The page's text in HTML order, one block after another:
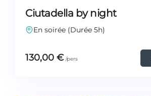
Ciutadella by night
En soirée (Durée 5h)
130,00 €